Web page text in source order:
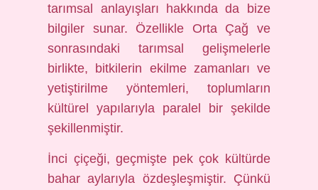
tarımsal anlayışları hakkında da bize
bilgiler sunar. Özellikle Orta Çağ ve
sonrasındaki tarımsal gelişmelerle
birlikte, bitkilerin ekilme zamanları ve
yetiştirilme yöntemleri, toplumların
kültürel yapılarıyla paralel bir şekilde
şekillenmiştir.
İnci çiçeği, geçmişte pek çok kültürde
bahar aylarıyla özdeşleşmiştir. Çünkü